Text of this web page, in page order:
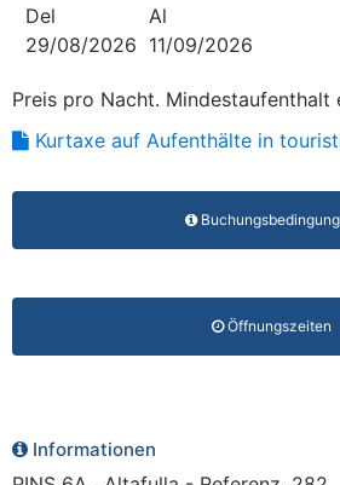
Del
29/08/2026
Al
11/09/2026
Preis pro Nacht. Mindestaufenthalt
Kurtaxe auf Aufenthälte in
Öffnungszeiten
Informationen